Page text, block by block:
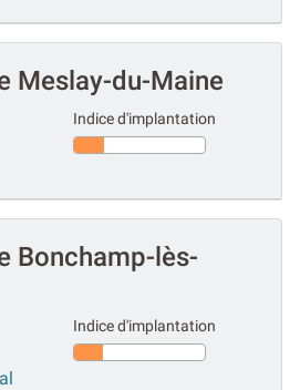
Meslay-du-Maine
Indice d'implantation
Bonchamp-lès-
Indice d'implantation